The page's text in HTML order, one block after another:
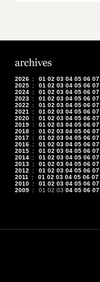
2026 : 01 02 03 04 05 06 07
2025 : 01 02 03 04 05 06 07
2024 : 01 02 03 04 05 06 07
2023 : 01 02 03 04 05 06 07
2022
: 01 02 03 04 05 06 07
2021
: 01 02 03 04 05 06 07
2020 : 01 02 03 04 05 06 07
2019 : 01 02 03 04 05 06 07
2018 : 01 02 03 04 05 06 07
2017 : 01 02 03 04 05 06 07
2016 : 01 02 03 04 05 06 07
2015 : 01 02 03 04 05 06 07
2014 : 01 02 03 04 05 06 07
2013 : 01 02 03 04 05 06 07
2012
: 01 02 03 04 05 06 07
2011
: 01 02 03 04 05 06 07
2010 : 01 02 03 04 05 06 07
2009 : 01 02 03 04 05 06 07